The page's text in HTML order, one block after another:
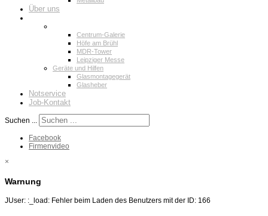
Über uns
Centrum-Galerie
Höfe am Brühl
MDR-Tower
Leipziger Messe
Geräte und Hilfen
Glasmontagegerät
Glasheber
Notservice
Job-Kontakt
Suchen ...
Facebook
Firmenvideo
×
Warnung
JUser: :_load: Fehler beim Laden des Benutzers mit der ID: 166